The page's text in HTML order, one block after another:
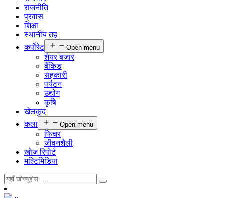
राजनीति
प्रवास
शिक्षा
स्थानीय तह
कर्पाेरेट
Open menu
शेयर बजार
बैंकिङ
सहकारी
पर्यटन
उद्योग
कृषि
खेलकुद
कला
Open menu
फिचर
जीवनशैली
खोज रिपोर्ट
मल्टिमिडिया